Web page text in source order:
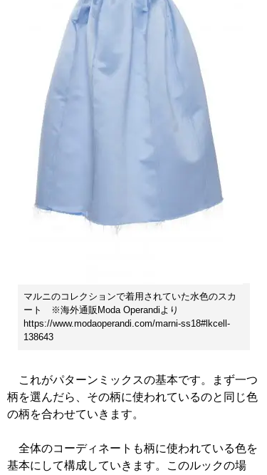
マルニのコレクションで着用されていた水色のスカ
ート ※海外通販Moda Operandiより
https://www.modaoperandi.com/marni-ss18#lkcell-
138643
これがパターンミックスの基本です。まず一つ
柄を選んだら、その柄に使われているのと同じ色
の柄を合わせていきます。
全体のコーディネートも柄に使われている色を
基本にして構成していきます。このルックの場